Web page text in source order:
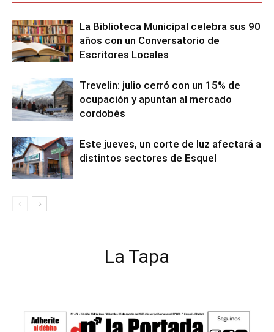
La Biblioteca Municipal celebra sus 90
años con un Conversatorio de
Escritores Locales
Trevelin: julio cerró con un 15% de
ocupación y apuntan al mercado
cordobés
Este jueves, un corte de luz afectará a
distintos sectores de Esquel
La Tapa